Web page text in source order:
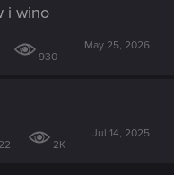
i wino
930
May 25, 2026
2K
Jul 14, 2025